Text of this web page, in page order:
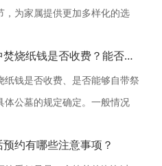
，为家属提供更加多样化的选
分沟通，从设计、材质到安装
...
沈阳公墓集中焚烧纸钱是否收费？能否自带祭品？
纸钱是否收费、是否能够自带祭
体公墓的规定确定。一般情况
活动安全有序。...
约有哪些注意事项？